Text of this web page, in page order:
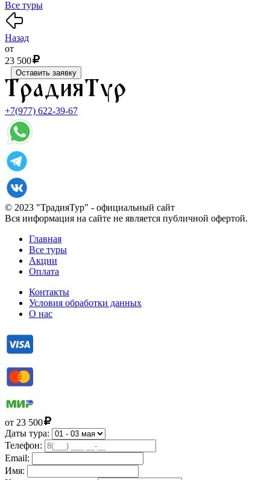
Все туры
Назад
от
23 500
Оставить заявку
+7(977) 622-39-67
© 2023 "ТрадияТур" - официальный сайт
Вся информация на сайте не является публичной офертой.
Главная
Все туры
Акции
Оплата
Контакты
Условия обработки данных
О нас
от 23 500
Даты тура:
Телефон:
Email:
Имя: